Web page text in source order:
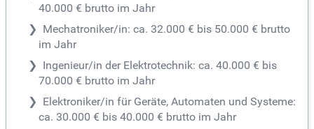
40.000 € brutto im Jahr
Mechatroniker/in: ca. 32.000 € bis 50.000 € brutto
im Jahr
Ingenieur/in der Elektrotechnik: ca. 40.000 € bis
70.000 € brutto im Jahr
Elektroniker/in für Geräte, Automaten und Systeme:
ca. 30.000 € bis 40.000 € brutto im Jahr